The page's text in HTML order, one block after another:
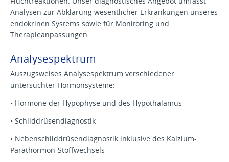
Analysen zur Abklärung wesentlicher Erkrankungen unseres
endokrinen Systems sowie für Monitoring und
Therapieanpassungen.
Analysespektrum
Auszugsweises Analysespektrum verschiedener
untersuchter Hormonsysteme:
• Hormone der Hypophyse und des Hypothalamus
• Schilddrüsendiagnostik
• Nebenschilddrüsendiagnostik inklusive des Kalzium-
Parathormon-Stoffwechsels